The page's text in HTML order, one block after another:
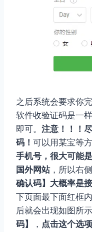
之后系统会要求你
软件收验证码是一
即可。 注意！！！
码！ 可以用某宝等
手机号，很大可能
国外网站，所以右
确认码】大概率是
下页面最下面红框
后就会出现如图所
码】
， 点击这个选项